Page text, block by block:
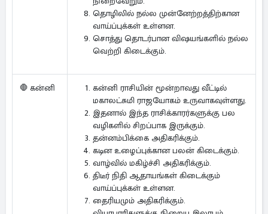
தொழிலில் நல்ல முன்னேற்றத்திற்கான
வாய்ப்புக்கள் உள்ளன.
சொத்து தொடர்பான விஷயங்களில் நல்ல
வெற்றி கிடைக்கும்.
🛑 கன்னி
கன்னி ராசியின் மூன்றாவது வீட்டில்
மகாலட்சுமி ராஜயோகம் உருவாகவுள்ளது.
இதனால் இந்த ராசிக்காரர்களுக்கு பல
வழிகளில் சிறப்பாக இருக்கும்.
தன்னம்பிக்கை அதிகரிக்கும்.
கடின உழைப்புக்கான பலன் கிடைக்கும்.
வாழ்வில் மகிழ்ச்சி அதிகரிக்கும்.
திடீர் நிதி ஆதாயங்கள் கிடைக்கும்
வாய்ப்புக்கள் உள்ளன.
தைரியமும் அதிகரிக்கும்.